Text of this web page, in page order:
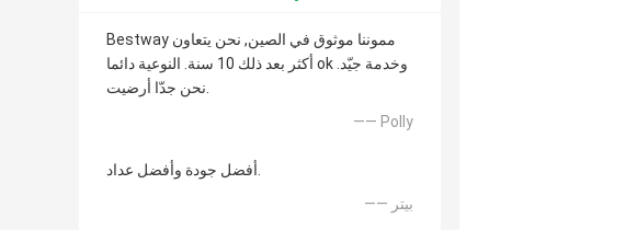
Bestway مموننا موثوق في الصين, نحن يتعاون
أكثر بعد ذلك 10 سنة. النوعية دائما ok وخدمة جيّد.
نحن جدّا أرضيت.
—— Polly
أفضل جودة وأفضل عداد.
—— بيتر